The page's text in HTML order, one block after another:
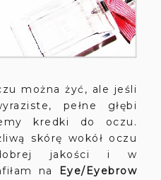
można żyć, ale jeśli
pełne głębi
kredki do oczu.
skórę wokół oczu
jakości i w
na
Eye/Eyebrow